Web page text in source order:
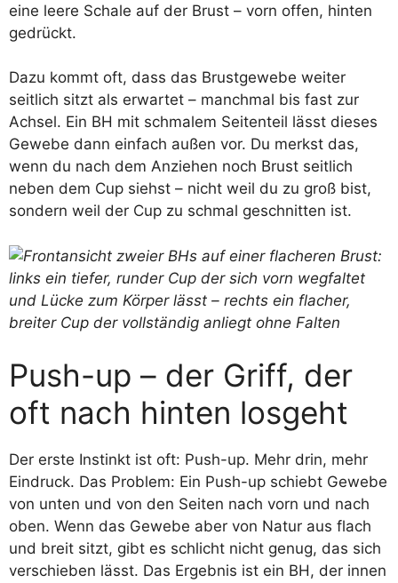
eine leere Schale auf der Brust – vorn offen, hinten
gedrückt.
Dazu kommt oft, dass das Brustgewebe weiter
seitlich sitzt als erwartet – manchmal bis fast zur
Achsel. Ein BH mit schmalem Seitenteil lässt dieses
Gewebe dann einfach außen vor. Du merkst das,
wenn du nach dem Anziehen noch Brust seitlich
neben dem Cup siehst – nicht weil du zu groß bist,
sondern weil der Cup zu schmal geschnitten ist.
Push-up – der Griff, der
oft nach hinten losgeht
Der erste Instinkt ist oft: Push-up. Mehr drin, mehr
Eindruck. Das Problem: Ein Push-up schiebt Gewebe
von unten und von den Seiten nach vorn und nach
oben. Wenn das Gewebe aber von Natur aus flach
und breit sitzt, gibt es schlicht nicht genug, das sich
verschieben lässt. Das Ergebnis ist ein BH, der innen